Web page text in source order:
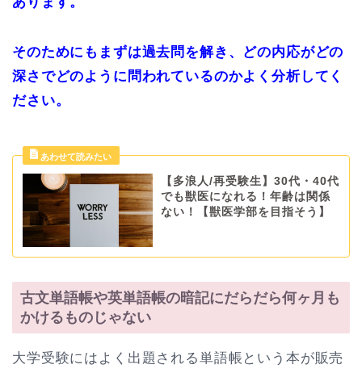
そのためにもまずは過去問を解き、どの内応がどの
深さでどのように問われているのかよく分析してく
ださい。
【多浪人/再受験生】30代・40代
でも獣医になれる！年齢は関係
ない！【獣医学部を目指そう】
古文単語帳や英単語帳の暗記にだらだら何ヶ月も
かけるものじゃない
大学受験にはよく出題される単語帳という本が販売